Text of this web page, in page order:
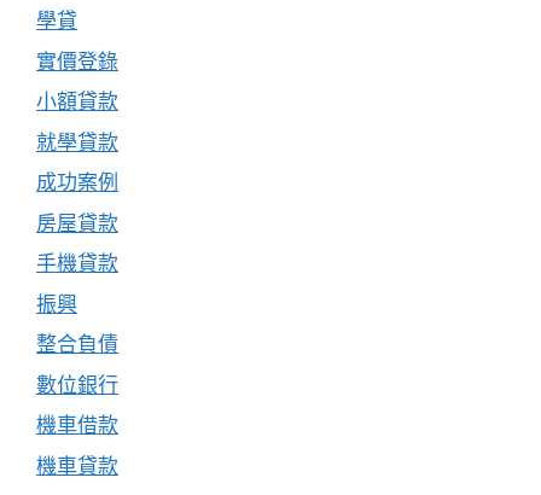
學貸
實價登錄
小額貸款
就學貸款
成功案例
房屋貸款
手機貸款
振興
整合負債
數位銀行
機車借款
機車貸款